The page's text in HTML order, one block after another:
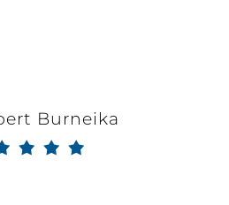
Burneika